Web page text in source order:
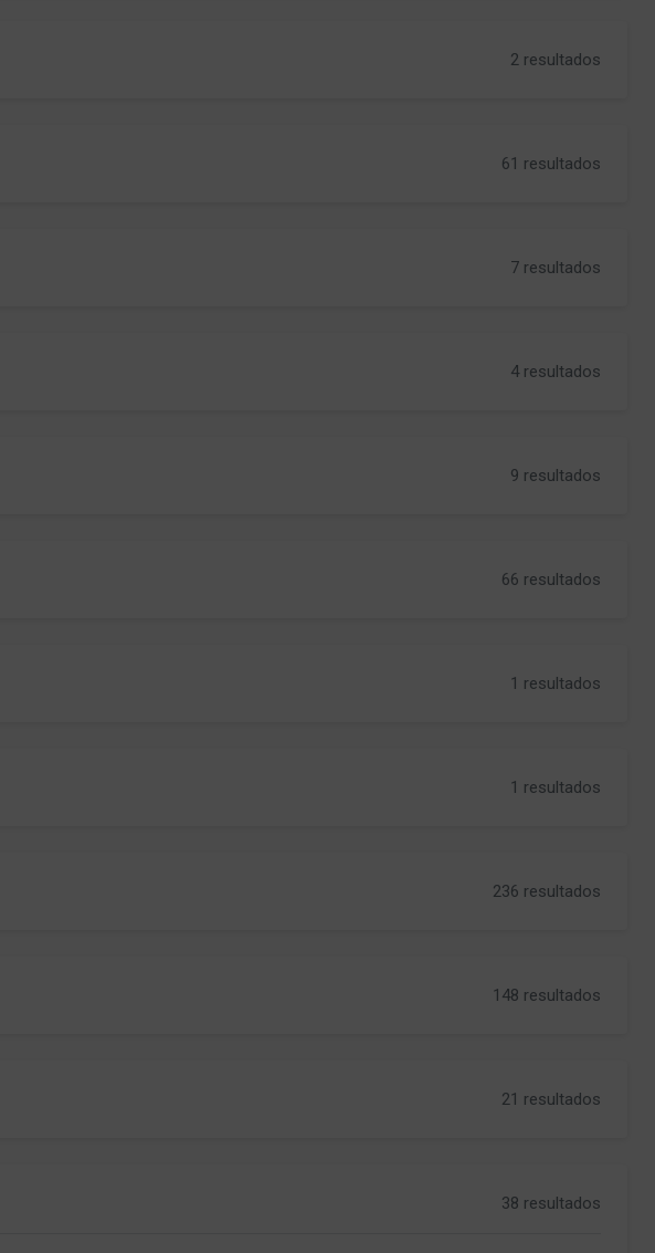
2 resultados
61 resultados
7 resultados
4 resultados
9 resultados
66 resultados
1 resultados
1 resultados
236 resultados
148 resultados
21 resultados
38 resultados